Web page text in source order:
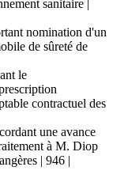
sanitaire |
nomination d'un
de sûreté de
le
contractuel des
une avance
à M. Diop
| 946 |